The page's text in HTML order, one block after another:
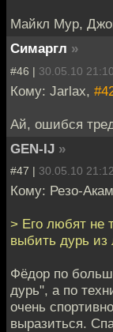
Майкл Мур,
Симаргл »
#46 | 30.05.10 21:10
Кому: Jarlax,
Ай, ошибся
GEN-IJ »
#47 | 30.05.10 21:12
Кому: Резо-
> Его любят не
выбить дурь из
Фёдор по
дурь", а по
очень
выразиться.